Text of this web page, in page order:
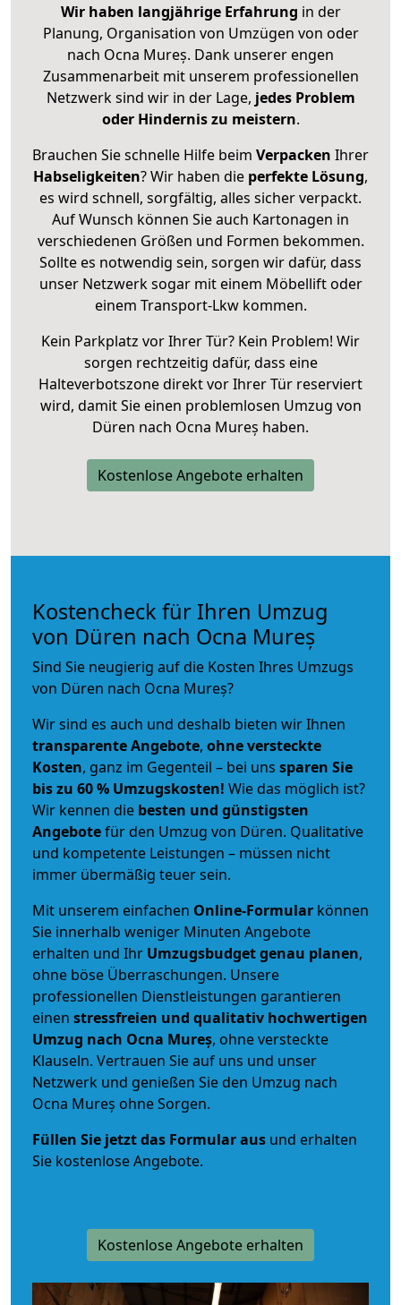
Wir haben langjährige Erfahrung in der
Planung, Organisation von Umzügen von oder
nach Ocna Mureș. Dank unserer engen
Zusammenarbeit mit unserem professionellen
Netzwerk sind wir in der Lage, jedes Problem
oder Hindernis zu meistern.
Brauchen Sie schnelle Hilfe beim Verpacken Ihrer
Habseligkeiten? Wir haben die perfekte Lösung,
es wird schnell, sorgfältig, alles sicher verpackt.
Auf Wunsch können Sie auch Kartonagen in
verschiedenen Größen und Formen bekommen.
Sollte es notwendig sein, sorgen wir dafür, dass
unser Netzwerk sogar mit einem Möbellift oder
einem Transport-Lkw kommen.
Kein Parkplatz vor Ihrer Tür? Kein Problem! Wir
sorgen rechtzeitig dafür, dass eine
Halteverbotszone direkt vor Ihrer Tür reserviert
wird, damit Sie einen problemlosen Umzug von
Düren nach Ocna Mureș haben.
Kostenlose Angebote erhalten
Kostencheck für Ihren Umzug
von Düren nach Ocna Mureș
Sind Sie neugierig auf die Kosten Ihres Umzugs
von Düren nach Ocna Mureș?
Wir sind es auch und deshalb bieten wir Ihnen
transparente Angebote, ohne versteckte
Kosten, ganz im Gegenteil – bei uns sparen Sie
bis zu 60 % Umzugskosten! Wie das möglich ist?
Wir kennen die besten und günstigsten
Angebotefür den Umzug von Düren. Qualitative
und kompetente Leistungen – müssen nicht
immer übermäßig teuer sein.
Mit unserem einfachen Online-Formular können
Sie innerhalb weniger Minuten Angebote
erhalten und Ihr Umzugsbudgetgenau planen,
ohne böse Überraschungen. Unsere
professionellen Dienstleistungen garantieren
einen stressfreien und qualitativ hochwertigen
Umzug nach Ocna Mureș, ohne versteckte
Klauseln. Vertrauen Sie auf uns und unser
Netzwerk und genießen Sie den Umzug nach
Ocna Mureș ohne Sorgen.
Füllen Sie jetzt das Formular aus und erhalten
Sie kostenlose Angebote.
Kostenlose Angebote erhalten